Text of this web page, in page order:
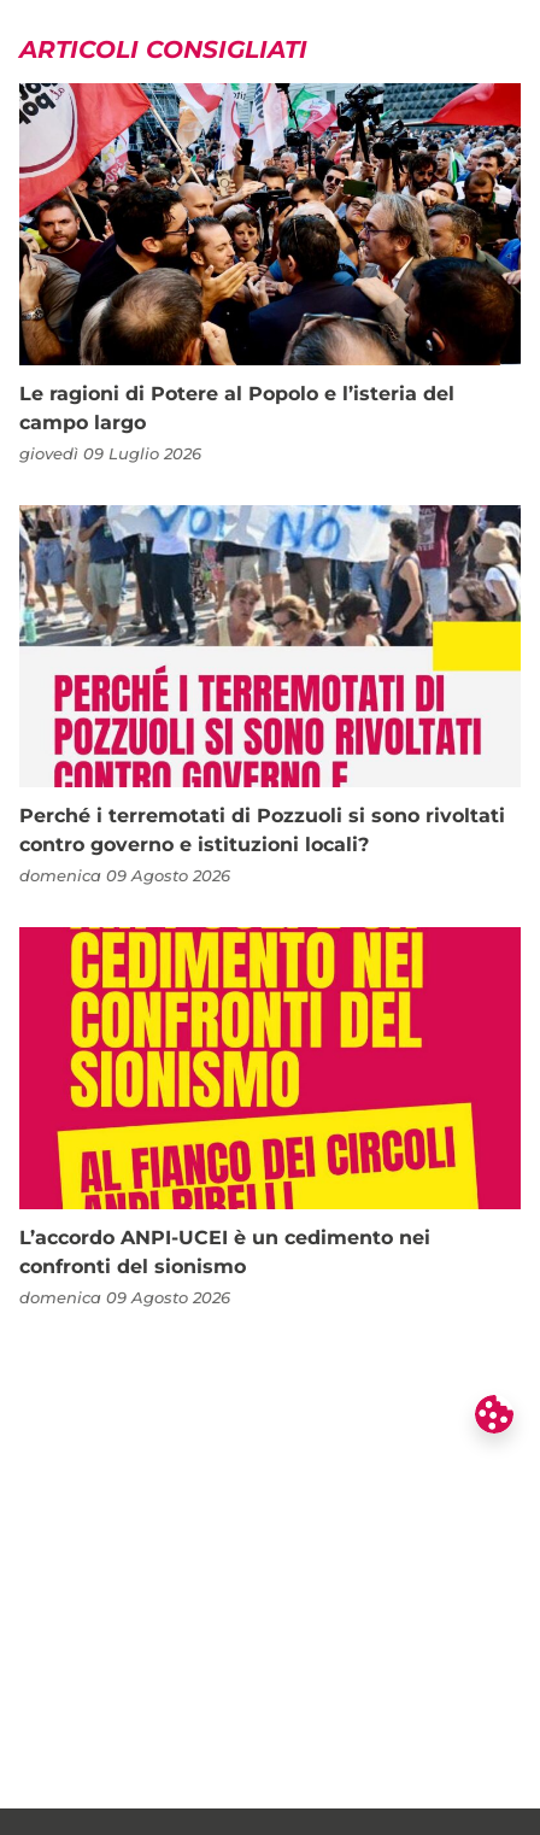
ARTICOLI CONSIGLIATI
Le ragioni di Potere al Popolo e l’isteria del
campo largo
giovedì 09 Luglio 2026
Perché i terremotati di Pozzuoli si sono rivoltati
contro governo e istituzioni locali?
domenica 09 Agosto 2026
L’accordo ANPI-UCEI è un cedimento nei
confronti del sionismo
domenica 09 Agosto 2026